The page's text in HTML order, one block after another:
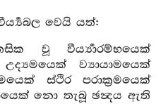
වෙයි යත්:
වූ වීර්‍ය්‍යාරම්භයෙක්
ව්‍යායාමයෙක්
ස්ථිර පරාක්‍රමයෙක්
නො තැබූ ඡන්‍දය ඇති